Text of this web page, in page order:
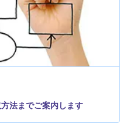
法までご案内します